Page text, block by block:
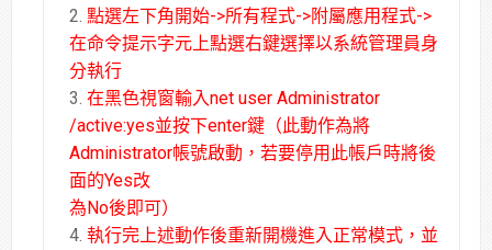
點選左下角開始->所有程式->附屬應用程式->
在命令提示字元上點選右鍵選擇以系統管理員身
分執行
在黑色視窗輸入net user Administrator
/active:yes並按下enter鍵（此動作為將
Administrator帳號啟動，若要停用此帳戶時將後
面的Yes改
為No後即可）
執行完上述動作後重新開機進入正常模式，並